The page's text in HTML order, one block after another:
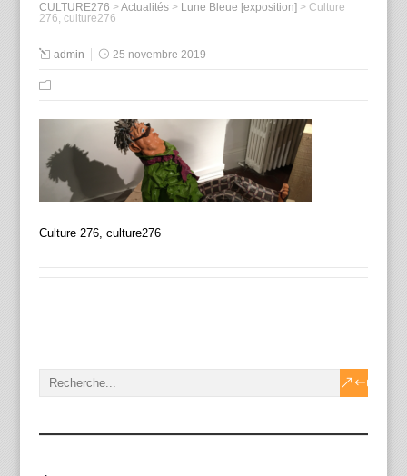
CULTURE276 >Actualités> Lune Bleue [exposition] > Culture
276, culture276
admin 25 novembre 2019
Culture 276, culture276